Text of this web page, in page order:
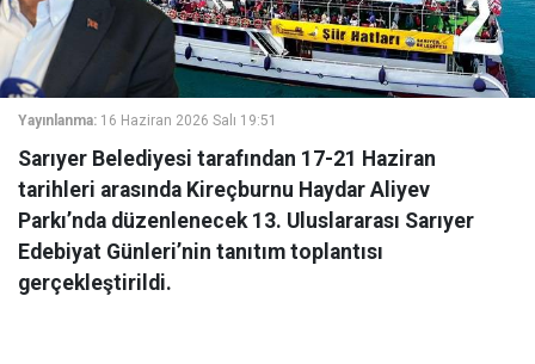
Yayınlanma: 16 Haziran 2026 Salı 19:51
Sarıyer Belediyesi tarafından 17-21 Haziran
tarihleri arasında Kireçburnu Haydar Aliyev
Parkı’nda düzenlenecek 13. Uluslararası Sarıyer
Edebiyat Günleri’nin tanıtım toplantısı
gerçekleştirildi.